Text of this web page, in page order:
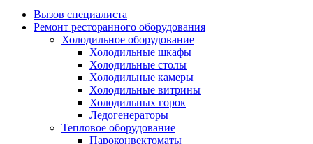
Вызов специалиста
Ремонт ресторанного оборудования
Холодильное оборудование
Холодильные шкафы
Холодильные столы
Холодильные камеры
Холодильные витрины
Холодильных горок
Ледогенераторы
Тепловое оборудование
Пароконвектоматы